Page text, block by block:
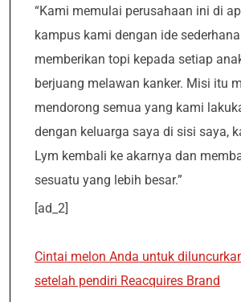
“Kami memulai perusahaan ini di
kampus kami dengan ide
memberikan topi kepada setiap
berjuang melawan kanker. Misi itu
mendorong semua yang kami
dengan keluarga saya di sisi saya,
Lym kembali ke akarnya dan
sesuatu yang lebih besar.”
[ad_2]
Cintai melon Anda untuk
setelah pendiri Reacquires Brand